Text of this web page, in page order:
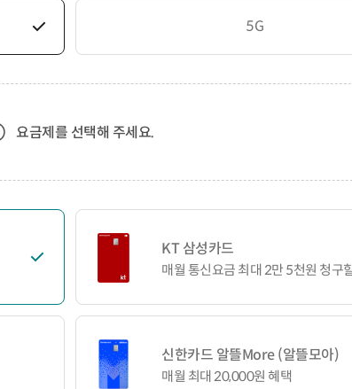
5G
요금제를 선택해 주세요.
KT 삼성카드
매월 통신요금 최대 2만 5천원 청구
신한카드 알뜰More (알뜰모아)
매월 최대 20,000원 혜택